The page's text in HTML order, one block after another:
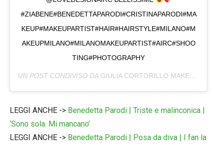
#ZIABENE#BENEDETTAPARODI#CRISTINAPARODI#MA
KEUP#MAKEUPARTIST#HAIR#HAIRSTYLE#MILANO#M
AKEUPMILANO#MILANOMAKEUPARTIST#AIRC#SHOO
TING#PHOTOGRAPHY
UN POST CONDIVISO DA GIULIA CORTORILLO MAKEUPARTIST
LEGGI ANCHE -> Benedetta Parodi | Triste e malinconica |
‘Sono sola. Mi mancano’
LEGGI ANCHE -> Benedetta Parodi | Posa da diva | I fan la